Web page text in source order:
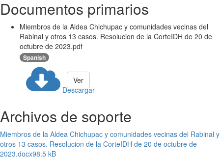
Documentos primarios
Miembros de la Aldea Chichupac y comunidades vecinas del
Rabinal y otros 13 casos. Resolucion de la CorteIDH de 20 de
octubre de 2023.pdf
Spanish
Descargar
Ver
Archivos de soporte
Miembros de la Aldea Chichupac y comunidades vecinas del Rabinal y
otros 13 casos. Resolucion de la CorteIDH de 20 de octubre de
2023.docx98.5 kB